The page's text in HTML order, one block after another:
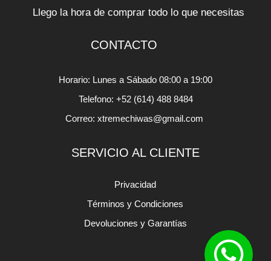
Llego la hora de comprar todo lo que necesitas
CONTACTO
Horario: Lunes a Sábado 08:00 a 19:00
Telefono: +52 (614) 488 8484
Correo: xtremechiwas@gmail.com
SERVICIO AL CLIENTE
Privacidad
Términos y Condiciones
Devoluciones y Garantías